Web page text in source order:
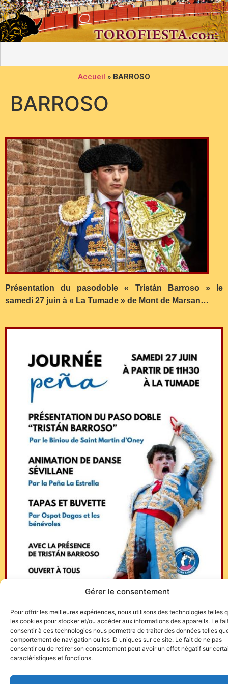
Gérer le consentement
Pour offrir les meilleures expériences, nous utilisons des technologies telles
les cookies pour stocker et/ou accéder aux informations des appareils. Le
consentir à ces technologies nous permettra de traiter des données telles
comportement de navigation ou les ID uniques sur ce site. Le fait de ne pas
consentir ou de retirer son consentement peut avoir un effet négatif sur
caractéristiques et fonctions.
Accueil » BARROSO
BARROSO
Présentation du pasodoble « Tristán Barroso » le
samedi 27 juin à « La Tumade » de Mont de Marsan…
Photo : Plaza1